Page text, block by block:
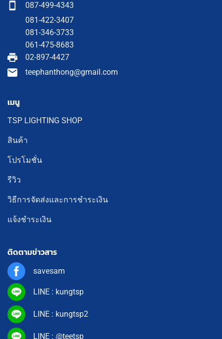
087-499-4343
081-422-3407
081-346-3733
061-475-8683
02-897-4427
teephanthong@gmail.com
เมนู
TSP LIGHTING SHOP
สินค้า
โปรโมชั่น
รีวิว
วิธีการจัดส่งและการชำระเงิน
แจ้งชำระเงิน
ติดตามข่าวสาร
savesam
LINE : kungtsp
LINE : kungtsp2
LINE : @teetsp